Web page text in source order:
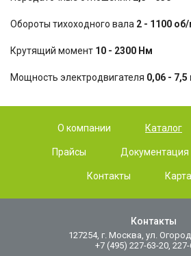
Обороты тихоходного вала 2 - 1100
Крутящий момент 10 - 2300 Нм
Мощность электродвигателя 0,06 - 7,5
О компании Каталог
Прайсы Документация
Контакты
Контакты
127254, г. Москва, ул.
+7 (495) 227-63-20,